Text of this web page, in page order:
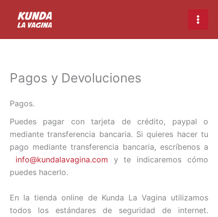
Pagos y Devoluciones
Pagos.
Puedes pagar con tarjeta de crédito, paypal o
mediante transferencia bancaria. Si quieres hacer tu
pago mediante transferencia bancaria, escríbenos a
info@kundalavagina.com y te indicaremos cómo
puedes hacerlo.
En la tienda online de Kunda La Vagina utilizamos
todos los estándares de seguridad de internet.